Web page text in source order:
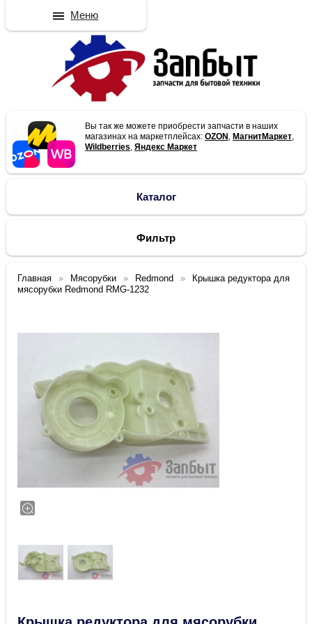
Вы так же можете приобрести запчасти в наших
магазинах на маркетплейсах:OZON , МагнитМаркет,
Wildberries,Яндекс Маркет
Каталог
Фильтр
Главная Мясорубки Redmond
Крышка редуктора для
мясорубки Redmond RMG-1232
Меню